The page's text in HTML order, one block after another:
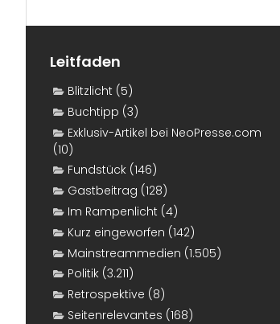
Leitfaden
Blitzlicht (5)
Buchtipp (3)
Exklusiv-Artikel bei NeoPresse.com
(10)
Fundstück (146)
Gastbeitrag (128)
Im Rampenlicht (4)
Kurz eingeworfen (142)
Mainstreammedien (1.505)
Politik (3.211)
Retrospektive (8)
Seitenrelevantes (168)